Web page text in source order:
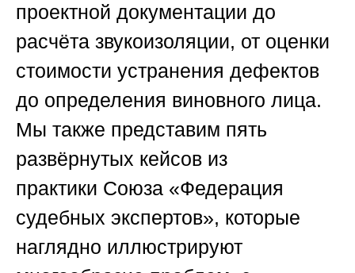
проектной документации до
расчёта звукоизоляции, от оценки
стоимости устранения дефектов
до определения виновного лица.
Мы также представим пять
развёрнутых кейсов из
практики Союза «Федерация
судебных экспертов», которые
наглядно иллюстрируют